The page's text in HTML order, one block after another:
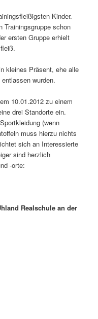
Kinder.
Trainingsgruppe schon
ersten Gruppe erhielt
kleines Präsent, ehe alle
wurden.
10.01.2012 zu einem
drei Standorte ein.
(wenn
muss hierzu nichts
sich an Interessierte
sind herzlich
-orte:
Realschule an der